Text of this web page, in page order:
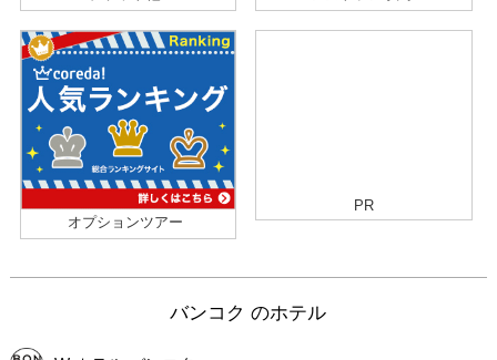
オプションツアー
PR
バンコク のホテル